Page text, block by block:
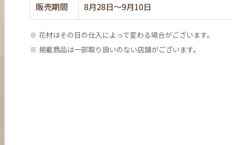
販売期間 8月28日～9月10日
※ 花材はその日の仕入によって変わる場合がございます。
※ 掲載商品は一部取り扱いのない店舗がございます。